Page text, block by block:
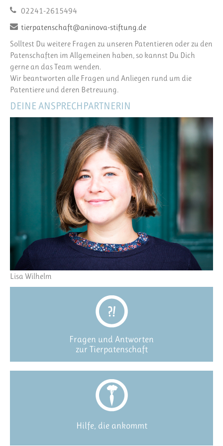
02241-2615494
tierpatenschaft@aninova-stiftung.de
Solltest Du weitere Fragen zu unseren Patentieren oder zu den
Patenschaften im Allgemeinen haben, so kannst Du Dich
gerne an das Team wenden.
Wir beantworten alle Fragen und Anliegen rund um die
Patentiere und deren Betreuung.
DEINE ANSPRECHPARTNERIN
Lisa Wilhelm
Fragen und Antworten
zur Tierpatenschaft
Hilfe, die ankommt